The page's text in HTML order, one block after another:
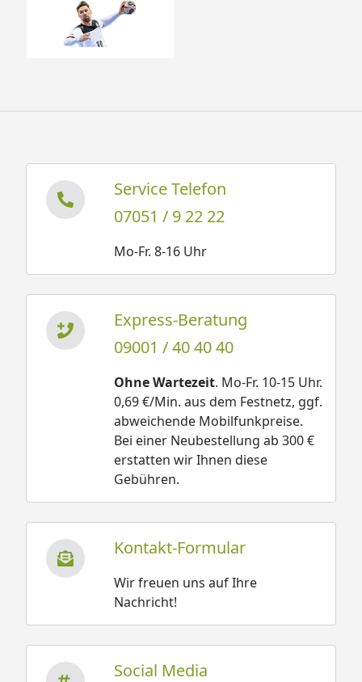
Service Telefon
07051 / 9 22 22
Mo-Fr. 8-16 Uhr
Express-Beratung
09001 / 40 40 40
Ohne Wartezeit. Mo-Fr. 10-15 Uhr.
0,69 €/Min. aus dem Festnetz, ggf.
abweichende Mobilfunkpreise.
Bei einer Neubestellung ab 300 €
erstatten wir Ihnen diese
Gebühren.
Kontakt-Formular
Wir freuen uns auf Ihre
Nachricht!
Social Media